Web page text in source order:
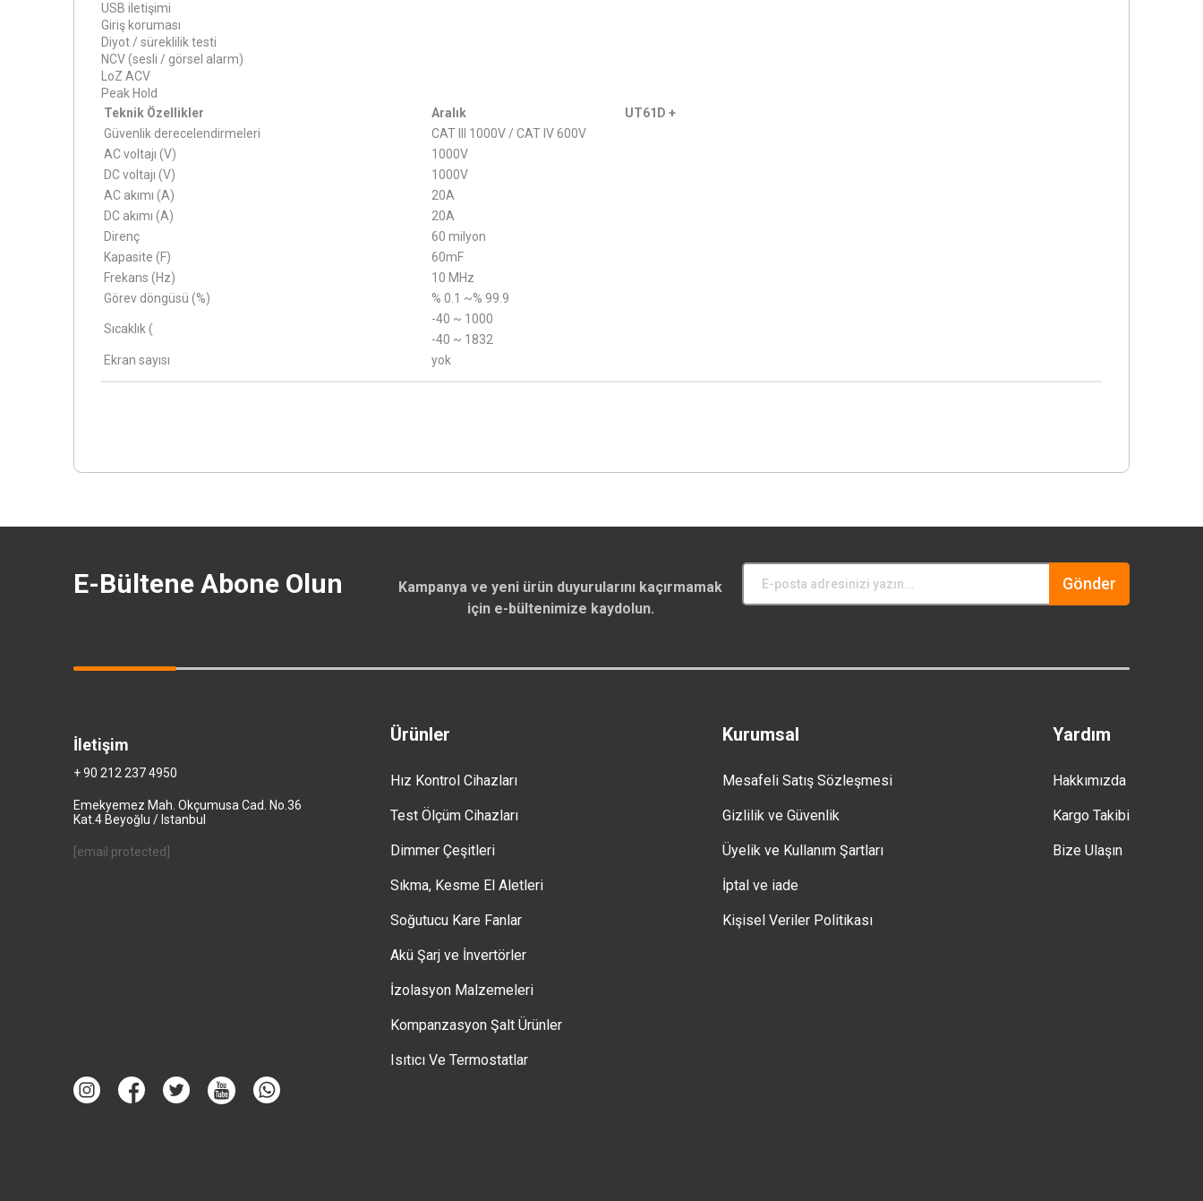
USB iletişimi
Giriş koruması
Diyot / süreklilik testi
NCV (sesli / görsel alarm)
LoZ ACV
Peak Hold
Teknik Özellikler
Aralık
UT61D +
Güvenlik derecelendirmeleri
CAT III 1000V / CAT IV 600V
AC voltajı (V)
1000V
DC voltajı (V)
1000V
AC akımı (A)
20A
DC akımı (A)
20A
Direnç
60 milyon
Kapasite (F)
60mF
Frekans (Hz)
10 MHz
Görev döngüsü (%)
% 0.1 ~% 99.9
Sıcaklık (
-40 ~ 1000
-40 ~ 1832
Ekran sayısı
yok
E-Bültene Abone Olun
Kampanya ve yeni ürün duyurularını kaçırmamak
için e-bültenimize kaydolun.
Gönder
Ürünler
Hız Kontrol Cihazları
Test Ölçüm Cihazları
Dimmer Çeşitleri
Sıkma, Kesme El Aletleri
Soğutucu Kare Fanlar
Akü Şarj ve İnvertörler
İzolasyon Malzemeleri
Kompanzasyon Şalt Ürünler
Isıtıcı Ve Termostatlar
Kurumsal
Mesafeli Satış Sözleşmesi
Gizlilik ve Güvenlik
Üyelik ve Kullanım Şartları
İptal ve iade
Kişisel Veriler Politikası
Yardım
Hakkımızda
Kargo Takibi
Bize Ulaşın
İletişim
+ 90 212 237 4950
Emekyemez Mah. Okçumusa Cad. No.36
Kat.4 Beyoğlu / Istanbul
[email protected]